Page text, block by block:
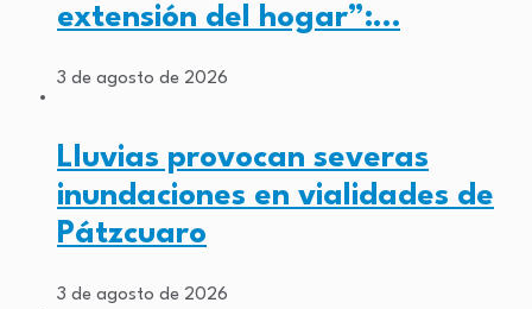
extensión del hogar”:…
3 de agosto de 2026
Lluvias provocan severas
inundaciones en vialidades de
Pátzcuaro
3 de agosto de 2026